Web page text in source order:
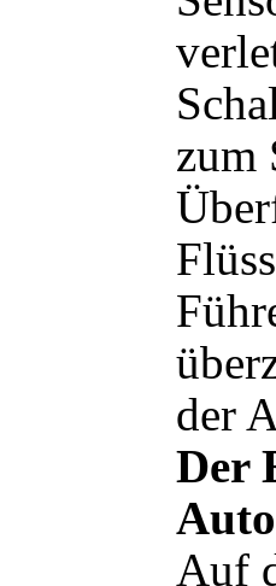
zum
der
Der
Auf